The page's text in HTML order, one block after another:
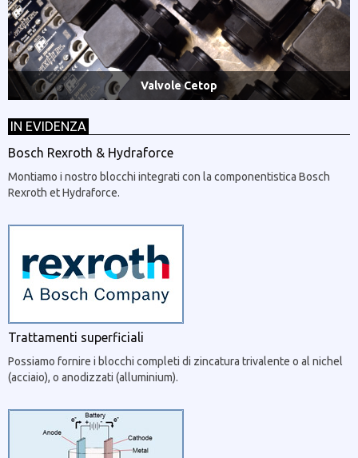
Valvole Cetop
IN EVIDENZA
Bosch Rexroth & Hydraforce
Montiamo i nostro blocchi integrati con la componentistica Bosch
Rexroth et Hydraforce.
Trattamenti superficiali
Possiamo fornire i blocchi completi di zincatura trivalente o al nichel
(acciaio), o anodizzati (alluminium).